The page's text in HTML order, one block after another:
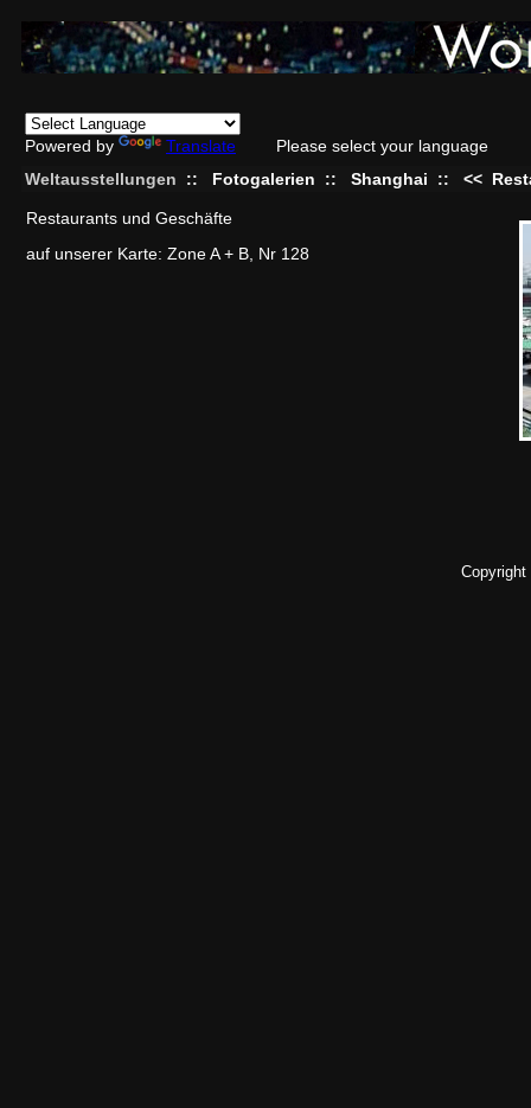
Powered by Translate
Please select your language
Weltausstellungen
:: Fotogalerien :: Shanghai :: <<
Restaurants und Geschäfte
auf unserer Karte: Zone A + B, Nr 128